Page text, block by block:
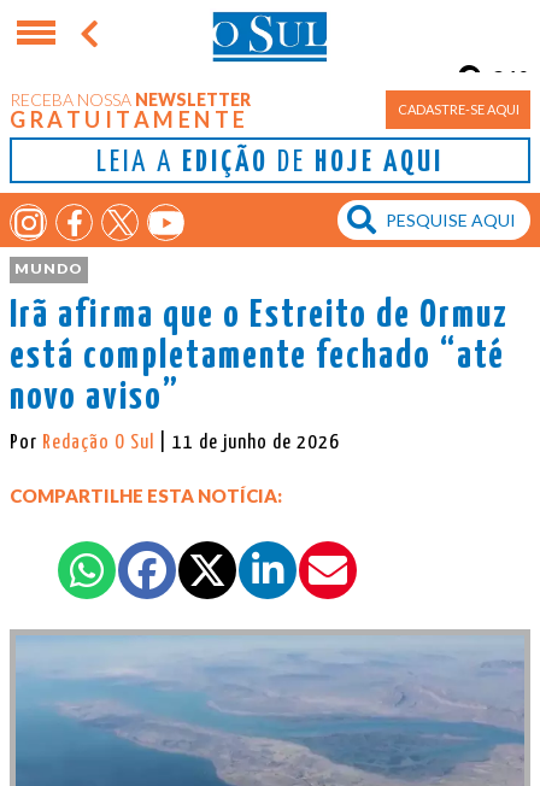
RECEBA NOSSA NEWSLETTER
GRATUITAMENTE CADASTRE-SE AQUI
LEIA A EDIÇÃO DE HOJE AQUI
Porto Alegre
21°
MUNDO
Irã afirma que o Estreito de Ormuz
está completamente fechado “até
novo aviso”
Por Redação O Sul | 11 de junho de 2026
COMPARTILHE ESTA NOTÍCIA: